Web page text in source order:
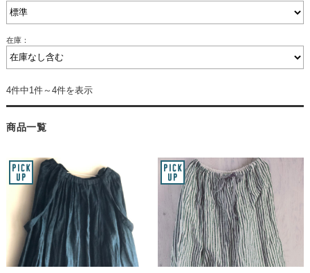
在庫：
4件中1件～4件を表示
商品一覧